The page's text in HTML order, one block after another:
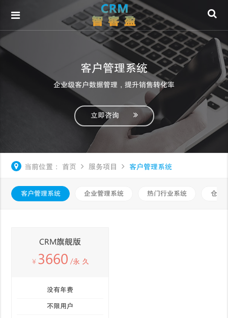
客户管理系统
企业级客户数据管理，提升销售转化率
立即咨询
当前位置： 首页 服务项目 客户管理系统
客户管理系统 企业管理系统 热门行业系统 仓库
CRM旗舰版
￥ 3660 /永 久
没有年费
不限用户